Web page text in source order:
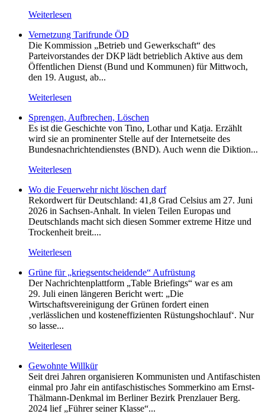
Weiterlesen
Vernetzung Tarifrunde ÖD
Die Kommission „Betrieb und Gewerkschaft“ des
Parteivorstandes der DKP lädt betrieblich Aktive aus dem
Öffentlichen Dienst (Bund und Kommunen) für Mittwoch,
den 19. August, ab...
Weiterlesen
Sprengen, Aufbrechen, Löschen
Es ist die Geschichte von Tino, Lothar und Katja. Erzählt
wird sie an prominenter Stelle auf der Internetseite des
Bundesnachrichtendienstes (BND). Auch wenn die Diktion...
Weiterlesen
Wo die Feuerwehr nicht löschen darf
Rekordwert für Deutschland: 41,8 Grad Celsius am 27. Juni
2026 in Sachsen-Anhalt. In vielen Teilen Europas und
Deutschlands macht sich diesen Sommer extreme Hitze und
Trockenheit breit....
Weiterlesen
Grüne für „kriegsentscheidende“ Aufrüstung
Der Nachrichtenplattform „Table Briefings“ war es am
29. Juli einen längeren Bericht wert: „Die
Wirtschaftsvereinigung der Grünen fordert einen
‚verlässlichen und kosteneffizienten Rüstungshochlauf‘. Nur
so lasse...
Weiterlesen
Gewohnte Willkür
Seit drei Jahren organisieren Kommunisten und Antifaschisten
einmal pro Jahr ein antifaschistisches Sommerkino am Ernst-
Thälmann-Denkmal im Berliner Bezirk Prenzlauer Berg.
2024 lief „Führer seiner Klasse“...